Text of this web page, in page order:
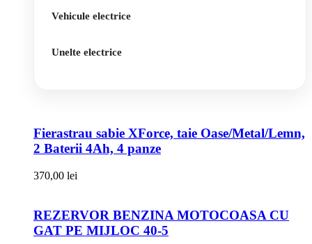
Vehicule electrice
Unelte electrice
Fierastrau sabie XForce, taie Oase/Metal/Lemn,
2 Baterii 4Ah, 4 panze
370,00 lei
REZERVOR BENZINA MOTOCOASA CU
GAT PE MIJLOC 40-5